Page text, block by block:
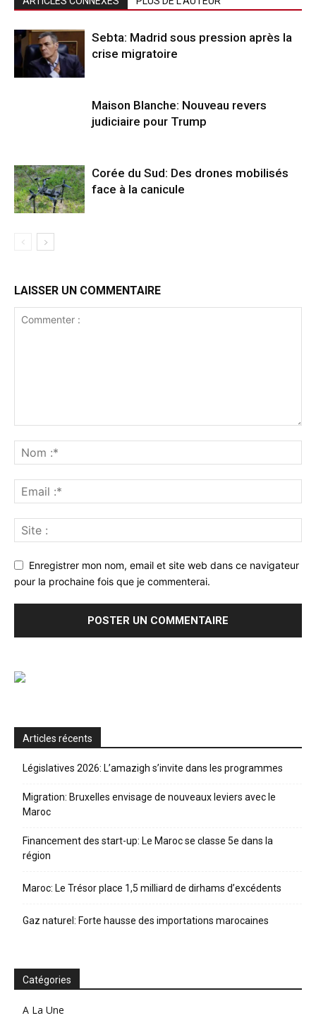
Sebta: Madrid sous pression après la
crise migratoire
Maison Blanche: Nouveau revers
judiciaire pour Trump
Corée du Sud: Des drones mobilisés
face à la canicule
LAISSER UN COMMENTAIRE
Enregistrer mon nom, email et site web dans ce navigateur
pour la prochaine fois que je commenterai.
Articles récents
Législatives 2026: L’amazigh s’invite dans les programmes
Migration: Bruxelles envisage de nouveaux leviers avec le
Maroc
Financement des start-up: Le Maroc se classe 5e dans la
région
Maroc: Le Trésor place 1,5 milliard de dirhams d’excédents
Gaz naturel: Forte hausse des importations marocaines
Catégories
A La Une